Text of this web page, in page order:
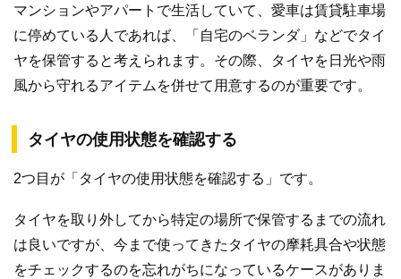
マンションやアパートで生活していて、愛車は賃貸駐車場
に停めている人であれば、「自宅のベランダ」などでタイ
ヤを保管すると考えられます。その際、タイヤを日光や雨
風から守れるアイテムを併せて用意するのが重要です。
タイヤの使用状態を確認する
2つ目が「タイヤの使用状態を確認する」です。
タイヤを取り外してから特定の場所で保管するまでの流れ
は良いですが、今まで使ってきたタイヤの摩耗具合や状態
をチェックするのを忘れがちになっているケースがありま